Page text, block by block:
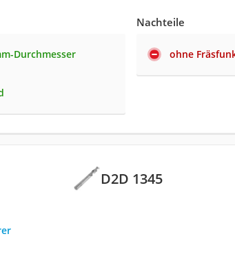
Durchmesser
Nachteile
ohne
D2D 1345